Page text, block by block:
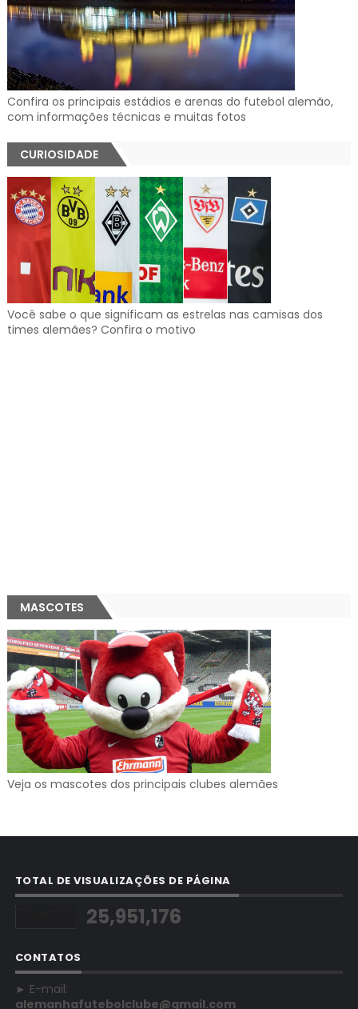
Confira os principais estádios e arenas do futebol alemão,
com informações técnicas e muitas fotos
CURIOSIDADE
Você sabe o que significam as estrelas nas camisas dos
times alemães? Confira o motivo
MASCOTES
Veja os mascotes dos principais clubes alemães
TOTAL DE VISUALIZAÇÕES DE PÁGINA
25,951,176
CONTATOS
► E-mail:
alemanhafutebolclube@gmail.com